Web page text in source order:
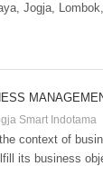
Jogja,
Smart Indotama
context of
its business